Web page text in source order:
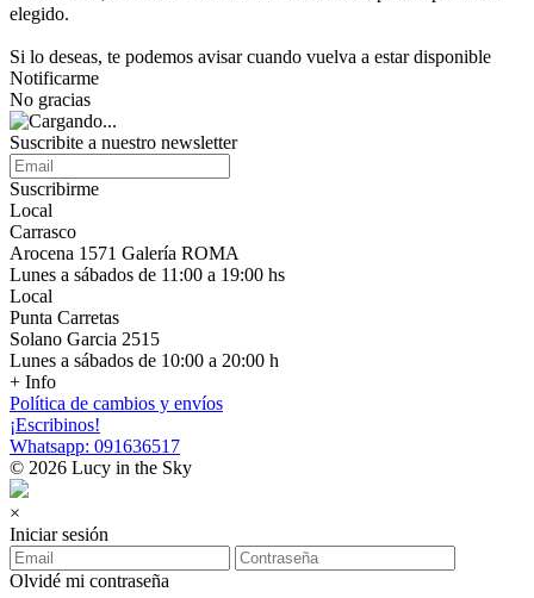
elegido.
Si lo deseas, te podemos avisar cuando vuelva a estar disponible
Notificarme
No gracias
Suscribite a nuestro newsletter
Suscribirme
Local
Carrasco
Arocena 1571 Galería ROMA
Lunes a sábados de 11:00 a 19:00 hs
Local
Punta Carretas
Solano Garcia 2515
Lunes a sábados de 10:00 a 20:00 h
+ Info
Política de cambios y envíos
¡Escribinos!
Whatsapp: 091636517
© 2026 Lucy in the Sky
×
Iniciar sesión
Olvidé mi contraseña